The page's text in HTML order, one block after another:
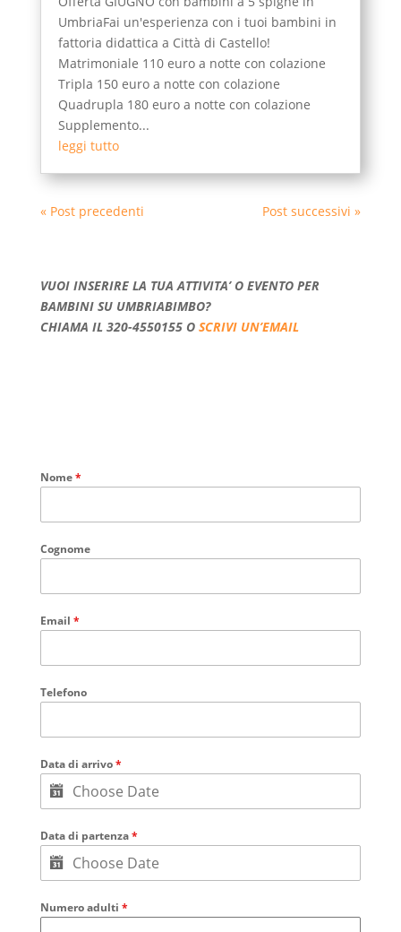
UmbriaFai un'esperienza con i tuoi bambini in
fattoria didattica a Città di Castello!
Matrimoniale 110 euro a notte con colazione
Tripla 150 euro a notte con colazione
Quadrupla 180 euro a notte con colazione
Supplemento...
leggi tutto
« Post precedenti Post successivi »
VUOI INSERIRE LA TUA ATTIVITA’ O EVENTO PER
BAMBINI SU UMBRIABIMBO?
CHIAMA IL 320-4550155 O SCRIVI UN’EMAIL
Nome*
Cognome
Email *
Telefono
Data di arrivo*
Data di partenza*
Numero adulti *